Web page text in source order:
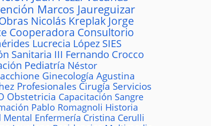
Marcos Jaureguizar
Nicolás Kreplak Jorge
Cooperadora Consultorio
Lucrecia López SIES
Sanitaria III Fernando Crocco
Pediatría Néstor
Ginecología Agustina
Profesionales Cirugía Servicios
Obstetricia Capacitación Sangre
Pablo Romagnoli Historia
Mental Enfermería Cristina Cerulli